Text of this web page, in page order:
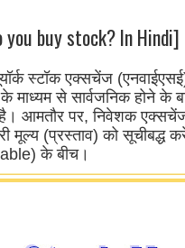
buy stock? In Hindi]
स्टॉक एक्सचेंज
से सार्वजनिक होने के
आमतौर पर, निवेशक
मूल्य (प्रस्ताव) को सूचीबद्ध
के बीच।